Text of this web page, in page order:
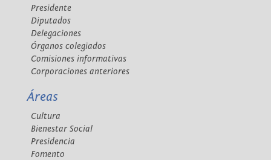
Presidente
Diputados
Delegaciones
Órganos colegiados
Comisiones informativas
Corporaciones anteriores
Áreas
Cultura
Bienestar Social
Presidencia
Fomento